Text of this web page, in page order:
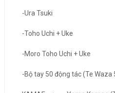
-Ura Tsuki
-Toho Uchi + Uke
-Moro Toho Uchi + Uke
-Bộ tay 50 động tác (Te Waza